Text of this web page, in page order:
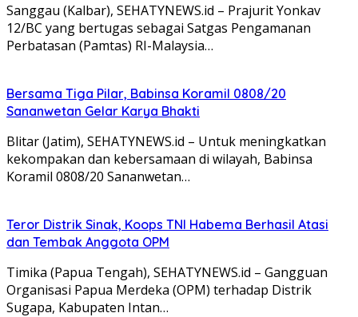
Sanggau (Kalbar), SEHATYNEWS.id – Prajurit Yonkav
12/BC yang bertugas sebagai Satgas Pengamanan
Perbatasan (Pamtas) RI-Malaysia…
Bersama Tiga Pilar, Babinsa Koramil 0808/20
Sananwetan Gelar Karya Bhakti
Blitar (Jatim), SEHATYNEWS.id – Untuk meningkatkan
kekompakan dan kebersamaan di wilayah, Babinsa
Koramil 0808/20 Sananwetan…
Teror Distrik Sinak, Koops TNI Habema Berhasil Atasi
dan Tembak Anggota OPM
Timika (Papua Tengah), SEHATYNEWS.id – Gangguan
Organisasi Papua Merdeka (OPM) terhadap Distrik
Sugapa, Kabupaten Intan…